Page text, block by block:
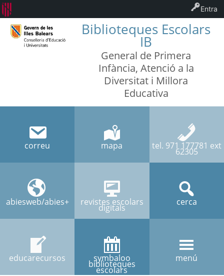
Biblioteques Escolars
IB
General de Primera
Infància, Atenció a la
Diversitat i Millora
Educativa
correu mapa tel. 971 177781 ext
62305
abiesweb/abies+ revistes escolars
digitals
cerca
educarecursos symbaloo
biblioteques
escolars
menú
Entra